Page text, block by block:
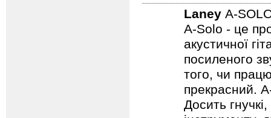
Laney A-
A-Solo - це
акустичної
посиленого
того, чи
прекрасний.
Досить